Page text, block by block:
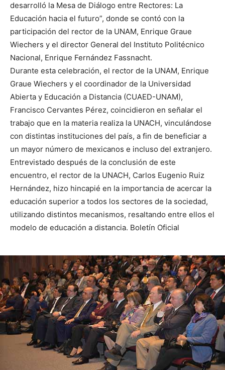
desarrolló la Mesa de Diálogo entre Rectores: La
Educación hacia el futuro”, donde se contó con la
participación del rector de la UNAM, Enrique Graue
Wiechers y el director General del Instituto Politécnico
Nacional, Enrique Fernández Fassnacht.
Durante esta celebración, el rector de la UNAM, Enrique
Graue Wiechers y el coordinador de la Universidad
Abierta y Educación a Distancia (CUAED-UNAM),
Francisco Cervantes Pérez, coincidieron en señalar el
trabajo que en la materia realiza la UNACH, vinculándose
con distintas instituciones del país, a fin de beneficiar a
un mayor número de mexicanos e incluso del extranjero.
Entrevistado después de la conclusión de este
encuentro, el rector de la UNACH, Carlos Eugenio Ruiz
Hernández, hizo hincapié en la importancia de acercar la
educación superior a todos los sectores de la sociedad,
utilizando distintos mecanismos, resaltando entre ellos el
modelo de educación a distancia. Boletín Oficial